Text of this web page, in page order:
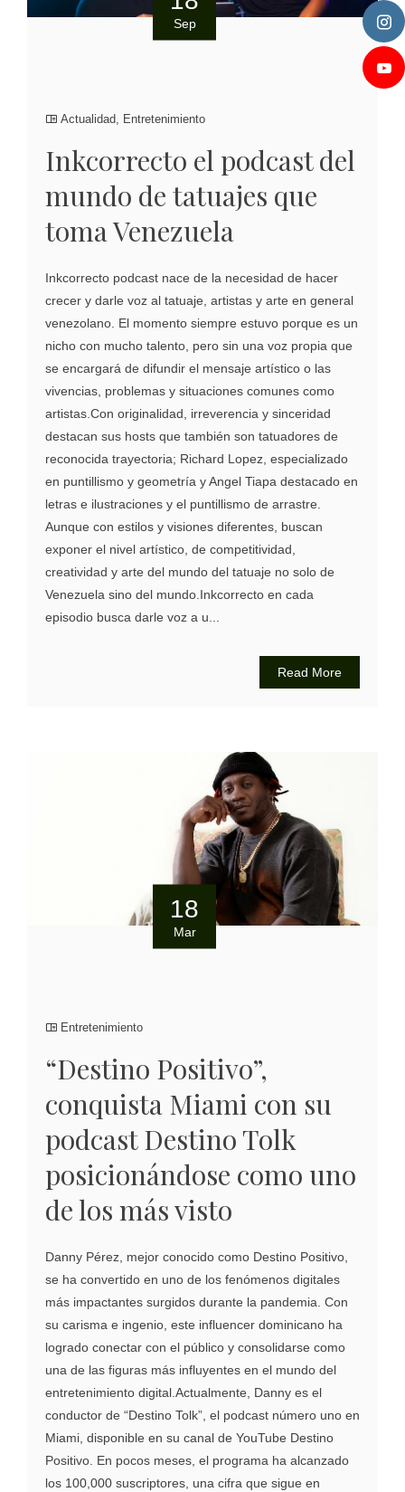
Sep
Actualidad Entretenimiento
Inkcorrecto el podcast del
mundo de tatuajes que
toma Venezuela
Inkcorrecto podcast nace de la necesidad de hacer
crecer y darle voz al tatuaje, artistas y arte en general
venezolano. El momento siempre estuvo porque es un
nicho con mucho talento, pero sin una voz propia que
se encargará de difundir el mensaje artístico o las
vivencias, problemas y situaciones comunes como
artistas.Con originalidad, irreverencia y sinceridad
destacan sus hosts que también son tatuadores de
reconocida trayectoria; Richard Lopez, especializado
en puntillismo y geometría y Angel Tiapa destacado en
letras e ilustraciones y el puntillismo de arrastre.
Aunque con estilos y visiones diferentes, buscan
exponer el nivel artístico, de competitividad,
creatividad y arte del mundo del tatuaje no solo de
Venezuela sino del mundo.Inkcorrecto en cada
episodio busca darle voz a u...
Read More
18
Mar
Entretenimiento
“Destino Positivo”,
conquista Miami con su
podcast Destino Tolk
posicionándose como uno
de los más visto
Danny Pérez, mejor conocido como Destino Positivo,
se ha convertido en uno de los fenómenos digitales
más impactantes surgidos durante la pandemia. Con
su carisma e ingenio, este influencer dominicano ha
logrado conectar con el público y consolidarse como
una de las figuras más influyentes en el mundo del
entretenimiento digital.Actualmente, Danny es el
conductor de “Destino Tolk”, el podcast número uno en
Miami, disponible en su canal de YouTube Destino
Positivo. En pocos meses, el programa ha alcanzado
los 100,000 suscriptores, una cifra que sigue en